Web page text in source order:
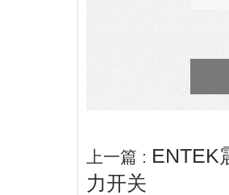
上一篇 : ENTEK
力开关